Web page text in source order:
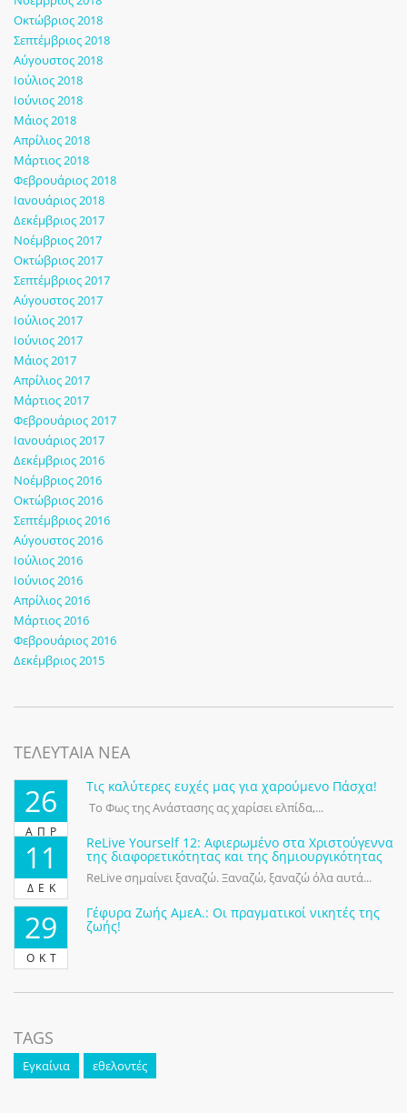
Οκτώβριος 2018
Σεπτέμβριος 2018
Αύγουστος 2018
Ιούλιος 2018
Ιούνιος 2018
Μάιος 2018
Απρίλιος 2018
Μάρτιος 2018
Φεβρουάριος 2018
Ιανουάριος 2018
Δεκέμβριος 2017
Νοέμβριος 2017
Οκτώβριος 2017
Σεπτέμβριος 2017
Αύγουστος 2017
Ιούλιος 2017
Ιούνιος 2017
Μάιος 2017
Απρίλιος 2017
Μάρτιος 2017
Φεβρουάριος 2017
Ιανουάριος 2017
Δεκέμβριος 2016
Νοέμβριος 2016
Οκτώβριος 2016
Σεπτέμβριος 2016
Αύγουστος 2016
Ιούλιος 2016
Ιούνιος 2016
Απρίλιος 2016
Μάρτιος 2016
Φεβρουάριος 2016
Δεκέμβριος 2015
ΤΕΛΕΥΤΑΙΑ ΝΕΑ
26
ΑΠΡ
Τις καλύτερες ευχές μας για χαρούμενο Πάσχα!
Το Φως της Ανάστασης ας χαρίσει ελπίδα,...
11
ΔΕΚ
ReLive Yourself 12: Αφιερωμένο στα Χριστούγεννα
της διαφορετικότητας και της δημιουργικότητας
ReLive σημαίνει ξαναζώ. Ξαναζώ, ξαναζώ όλα αυτά...
29
ΟΚΤ
Γέφυρα Ζωής ΑμεΑ.: Οι πραγματικοί νικητές της
ζωής!
TAGS
Εγκαίνια εθελοντές